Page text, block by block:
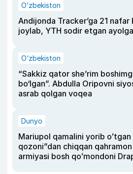
O‘zbekiston
Andijonda Tracker’ga 21 nafar
joylab, YTH sodir etgan
O‘zbekiston
“Sakkiz qator she’rim
bo‘lgan”. Abdulla Oripovni
asrab qolgan voqea
Dunyo
Mariupol qamalini yorib oʻtgan
qozoni”dan chiqqan
armiyasi bosh qoʻmondoni